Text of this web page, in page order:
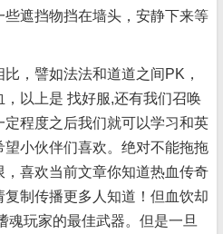
遮挡物挡在墙头，安静下来等
譬如法法和道道之间PK，
以上是 找好服,还有我们召唤
程度之后我们就可以学习和英
小伙伴们喜欢。绝对不能拖拖
喜欢当前文章你知道热血传奇
制传播更多人知道！但血饮却
魂玩家的最佳武器。但是一旦